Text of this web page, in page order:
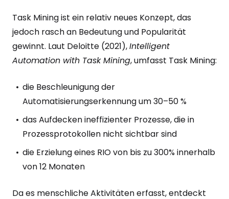
Task Mining ist ein relativ neues Konzept, das
jedoch rasch an Bedeutung und Popularität
gewinnt. Laut Deloitte (2021),Intelligent
Automation with Task Mining, umfasst Task Mining:
die Beschleunigung der
Automatisierungserkennung um 30–50 %
das Aufdecken ineffizienter Prozesse, die in
Prozessprotokollen nicht sichtbar sind
die Erzielung eines RIO von bis zu 300% innerhalb
von 12 Monaten
Da es menschliche Aktivitäten erfasst, entdeckt